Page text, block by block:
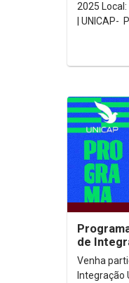
2025
| UNICAP- Programação: 14h50 -
de
Venha
Integração